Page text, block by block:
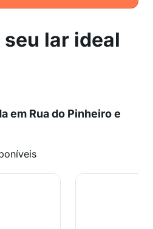
lar ideal
em Rua do Pinheiro e